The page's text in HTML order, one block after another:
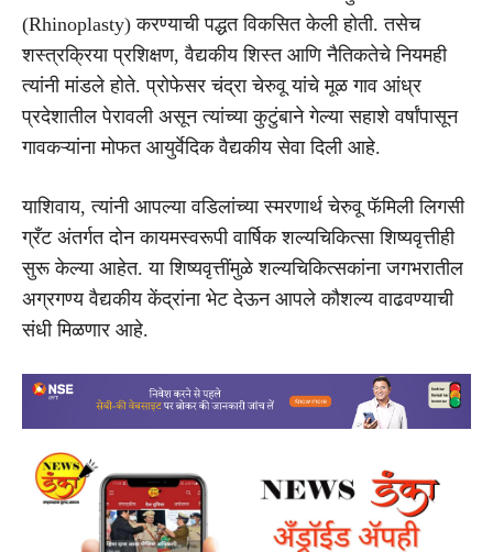
(Rhinoplasty) करण्याची पद्धत विकसित केली होती. तसेच
शस्त्रक्रिया प्रशिक्षण, वैद्यकीय शिस्त आणि नैतिकतेचे नियमही
त्यांनी मांडले होते. प्रोफेसर चंद्रा चेरुवू यांचे मूळ गाव आंध्र
प्रदेशातील पेरावली असून त्यांच्या कुटुंबाने गेल्या सहाशे वर्षांपासून
गावकऱ्यांना मोफत आयुर्वेदिक वैद्यकीय सेवा दिली आहे.
याशिवाय, त्यांनी आपल्या वडिलांच्या स्मरणार्थ चेरुवू फॅमिली लिगसी
ग्रँट अंतर्गत दोन कायमस्वरूपी वार्षिक शल्यचिकित्सा शिष्यवृत्तीही
सुरू केल्या आहेत. या शिष्यवृत्तींमुळे शल्यचिकित्सकांना जगभरातील
अग्रगण्य वैद्यकीय केंद्रांना भेट देऊन आपले कौशल्य वाढवण्याची
संधी मिळणार आहे.